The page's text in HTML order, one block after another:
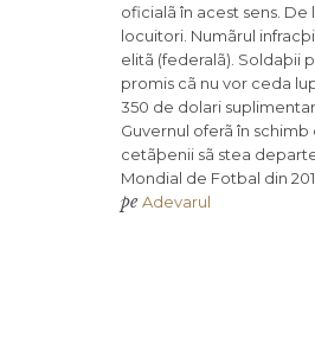
oficialã în acest sens.
locuitori. Numãrul
elitã (federalã). Soldaþii
promis cã nu vor ceda
350 de dolari
Guvernul oferã în schimb
cetãþenii sã stea
Mondial de Fotbal din
peAdevarul